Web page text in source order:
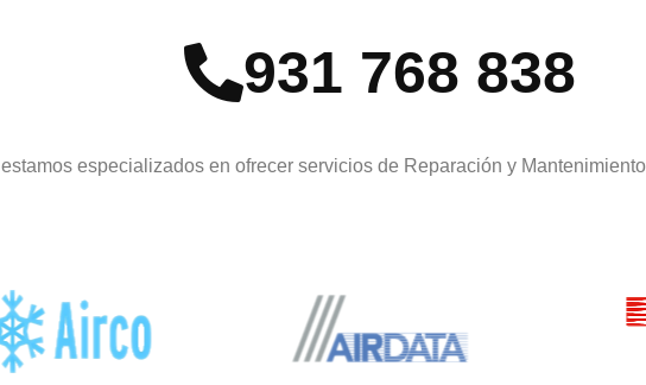
931 768 838
estamos especializados en ofrecer servicios de Reparación y